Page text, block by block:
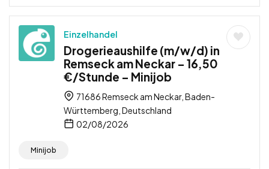
Einzelhandel
Drogerieaushilfe (m/w/d) in
Remseck am Neckar – 16,50
€/Stunde – Minijob
71686 Remseck am Neckar, Baden-
Württemberg, Deutschland
02/08/2026
Minijob